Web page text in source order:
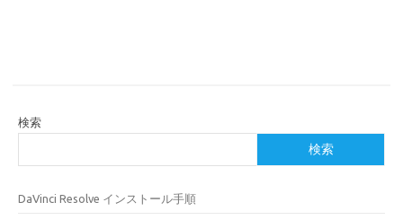
検索
検索
DaVinci Resolve インストール手順